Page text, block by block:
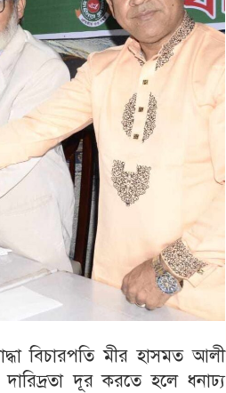
বিচারপতি মীর হাসমত আলী
দূর করতে হলে ধনাঢ্য